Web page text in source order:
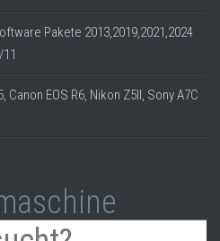
Pakete 2013,2019,2021,2024
Canon EOS R6, Nikon Z5II, Sony A7C